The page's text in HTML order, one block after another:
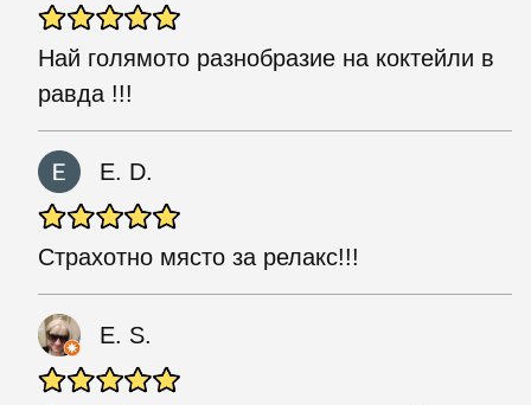
Най голямото разнобразие на коктейли в
равда !!!
E. D.
Страхотно място за релакс!!!
E. S.